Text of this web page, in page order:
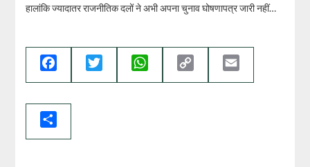
हालांकि ज्‍यादातर राजनीतिक दलों ने अभी अपना चुनाव घोषणापत्र जारी नहीं…
Facebook Twitter WhatsApp
Link